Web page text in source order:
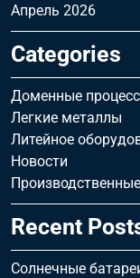
Апрель 2026
Categories
Доменные
Легкие металлы
Литейное
Новости
Recent
Солнечные